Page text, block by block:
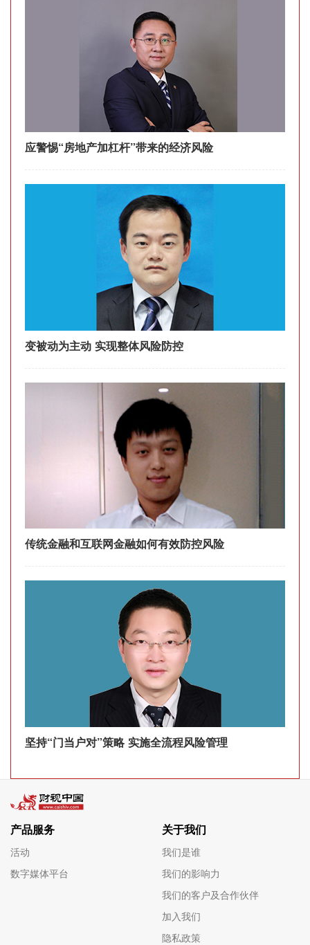
应警惕“房地产加杠杆”带来的经济风险
变被动为主动 实现整体风险防控
传统金融和互联网金融如何有效防控风险
坚持“门当户对”策略 实施全流程风险管理
产品服务
活动
数字媒体平台
关于我们
我们是谁
我们的影响力
我们的客户及合作伙伴
加入我们
隐私政策